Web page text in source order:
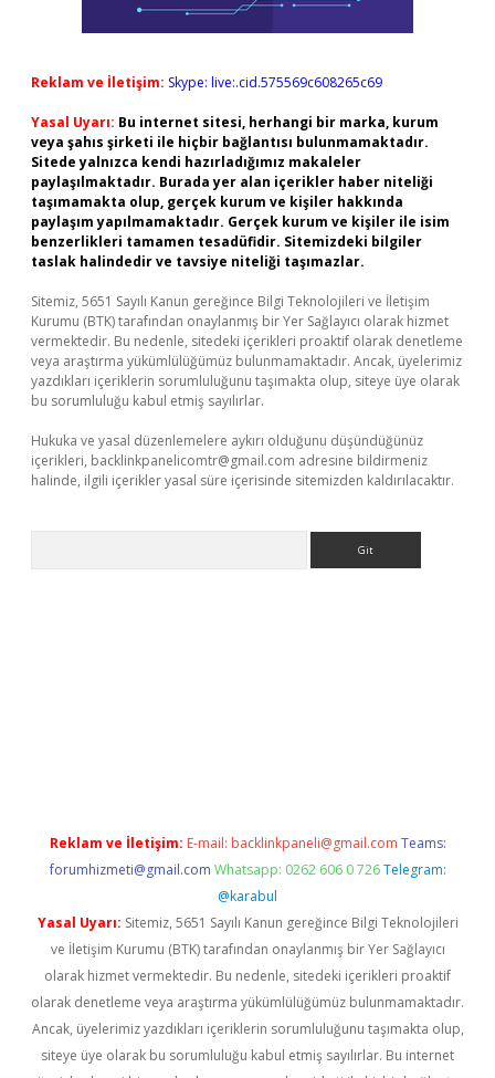
Reklam ve İletişim: Skype: live:.cid.575569c608265c69
Yasal Uyarı: Bu internet sitesi, herhangi bir marka, kurum
veya şahıs şirketi ile hiçbir bağlantısı bulunmamaktadır.
Sitede yalnızca kendi hazırladığımız makaleler
paylaşılmaktadır. Burada yer alan içerikler haber niteliği
taşımamakta olup, gerçek kurum ve kişiler hakkında
paylaşım yapılmamaktadır. Gerçek kurum ve kişiler ile isim
benzerlikleri tamamen tesadüfidir. Sitemizdeki bilgiler
taslak halindedir ve tavsiye niteliği taşımazlar.
Sitemiz, 5651 Sayılı Kanun gereğince Bilgi Teknolojileri ve İletişim
Kurumu (BTK) tarafından onaylanmış bir Yer Sağlayıcı olarak hizmet
vermektedir. Bu nedenle, sitedeki içerikleri proaktif olarak denetleme
veya araştırma yükümlülüğümüz bulunmamaktadır. Ancak, üyelerimiz
yazdıkları içeriklerin sorumluluğunu taşımakta olup, siteye üye olarak
bu sorumluluğu kabul etmiş sayılırlar.
Hukuka ve yasal düzenlemelere aykırı olduğunu düşündüğünüz
içerikleri, backlinkpanelicomtr@gmail.com adresine bildirmeniz
halinde, ilgili içerikler yasal süre içerisinde sitemizden kaldırılacaktır.
Reklam ve İletişim: E-mail: backlinkpaneli@gmail.com Teams:
forumhizmeti@gmail.com Whatsapp: 0262 606 0 726 Telegram:
@karabul
Yasal Uyarı: Sitemiz, 5651 Sayılı Kanun gereğince Bilgi Teknolojileri
ve İletişim Kurumu (BTK) tarafından onaylanmış bir Yer Sağlayıcı
olarak hizmet vermektedir. Bu nedenle, sitedeki içerikleri proaktif
olarak denetleme veya araştırma yükümlülüğümüz bulunmamaktadır.
Ancak, üyelerimiz yazdıkları içeriklerin sorumluluğunu taşımakta olup,
siteye üye olarak bu sorumluluğu kabul etmiş sayılırlar. Bu internet